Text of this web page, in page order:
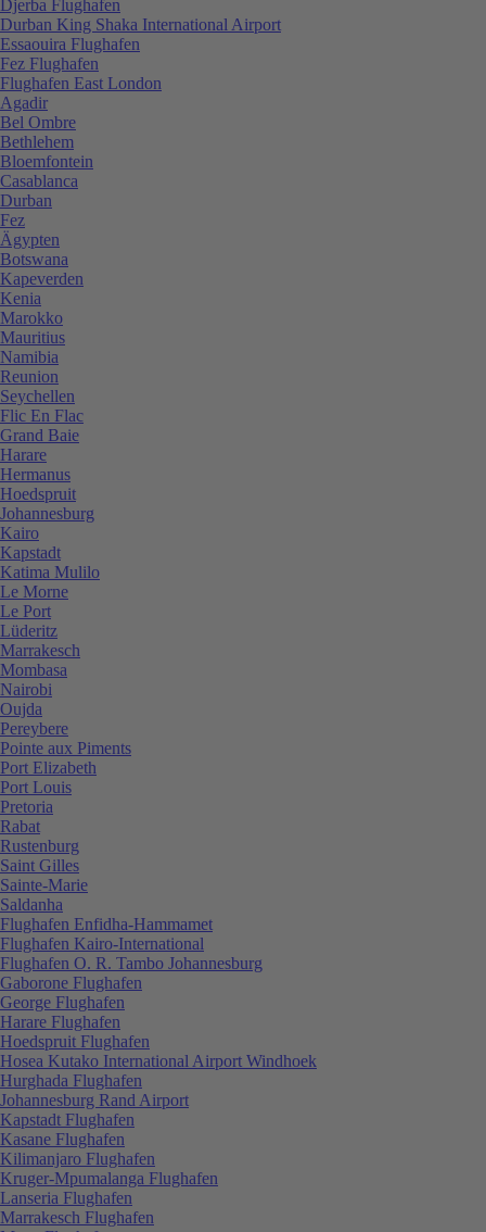
Djerba Flughafen
Durban King Shaka International Airport
Essaouira Flughafen
Fez Flughafen
Flughafen East London
Agadir
Bel Ombre
Bethlehem
Bloemfontein
Casablanca
Durban
Fez
Ägypten
Botswana
Kapeverden
Kenia
Marokko
Mauritius
Namibia
Reunion
Seychellen
Flic En Flac
Grand Baie
Harare
Hermanus
Hoedspruit
Johannesburg
Kairo
Kapstadt
Katima Mulilo
Le Morne
Le Port
Lüderitz
Marrakesch
Mombasa
Nairobi
Oujda
Pereybere
Pointe aux Piments
Port Elizabeth
Port Louis
Pretoria
Rabat
Rustenburg
Saint Gilles
Sainte-Marie
Saldanha
Flughafen Enfidha-Hammamet
Flughafen Kairo-International
Flughafen O. R. Tambo Johannesburg
Gaborone Flughafen
George Flughafen
Harare Flughafen
Hoedspruit Flughafen
Hosea Kutako International Airport Windhoek
Hurghada Flughafen
Johannesburg Rand Airport
Kapstadt Flughafen
Kasane Flughafen
Kilimanjaro Flughafen
Kruger-Mpumalanga Flughafen
Lanseria Flughafen
Marrakesch Flughafen